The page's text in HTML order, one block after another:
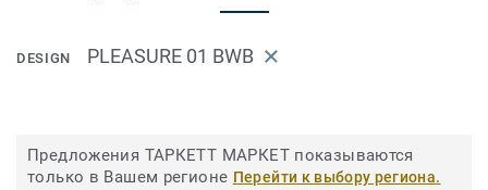
DESIGN PLEASURE 01 BWB
Предложения ТАРКЕТТ МАРКЕТ показываются
только в Вашем регионе Перейти к выбору региона.